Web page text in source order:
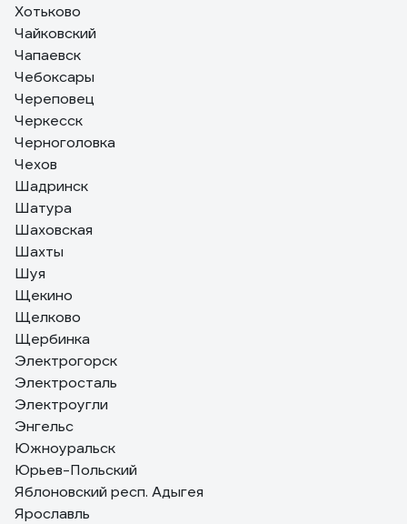
Хотьково
Чайковский
Чапаевск
Чебоксары
Череповец
Черкесск
Черноголовка
Чехов
Шадринск
Шатура
Шаховская
Шахты
Шуя
Щекино
Щелково
Щербинка
Электрогорск
Электросталь
Электроугли
Энгельс
Южноуральск
Юрьев-Польский
Яблоновский респ. Адыгея
Ярославль